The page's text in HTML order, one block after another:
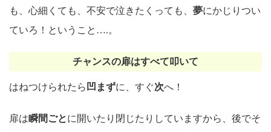
も、心細くても、不安で泣きたくっても、 夢にかじりつい
ていろ！ということ….。
チャンスの扉はすべて叩いて
はねつけられたら 凹まずに、すぐ次へ！
扉は瞬間ごとに開いたり閉じたりしていますから、後でそ